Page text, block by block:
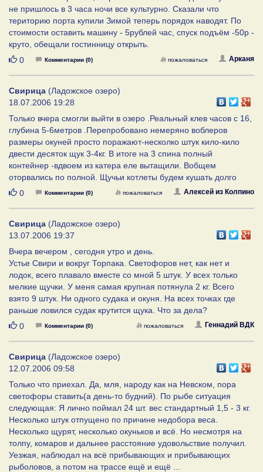
не пришлось в 3 часа ночи все культурно. Сказали что
територию порта купили Зимой теперь порядок наводят. По
стоимости оставить машину - 5рублей час, спуск подъём -50р -
круто, обещали гостинницу открыть.
Нравится
0 Комментарии (0) Арканя
пожаловаться
Свирица (Ладожское озеро)
18.07.2006 19:28
Только вчера смогли выйти в озеро .Реальный клев часов с 16,
глубина 5-6метров .Перепробовано немеряно воблеров
размеры окуней просто поражают-несколко штук кило-кило
двести десяток щук 3-4кг. В итоге на 3 спина полный
контейнер -вдвоем из катера еле вытащили. Вобщем
оторвались по полной. Щучьи котлеты будем кушать долго
Нравится
0 Комментарии (0) Алексей из Колпино
пожаловаться
Свирица (Ладожское озеро)
13.07.2006 19:37
Вчера вечером , сегодня утро и день.
Устье Свири и вокруг Торпака. Светофоров нет, как нет и
лодок, всего плавало вместе со мной 5 штук. У всех только
мелкие щучки. У меня самая крупная потянула 2 кг. Всего
взято 9 штук. Ни одного судака и окуня. На всех точках где
раньше ловился судак крутится щука. Что за дела?
Нравится
0 Комментарии (0) Геннадий ВДК
пожаловаться
Свирица (Ладожское озеро)
12.07.2006 09:58
Только что приехал. Да, мля, народу как на Невском, пора
светофоры ставить(а день-то будний). По рыбе ситуация
следующая: Я лично поймал 24 шт. вес стандартный 1,5 - 3 кг.
Несколько штук отпущено по причине недобора веса.
Несколько щурят, несколько окуньков и всё. Но несмотря на
толпу, комаров и дальнее расстояние удовольствие получил.
Уезжая, наблюдал на всё прибывающих и прибывающих
рыболовов, а потом на трассе ещё и ещё ...